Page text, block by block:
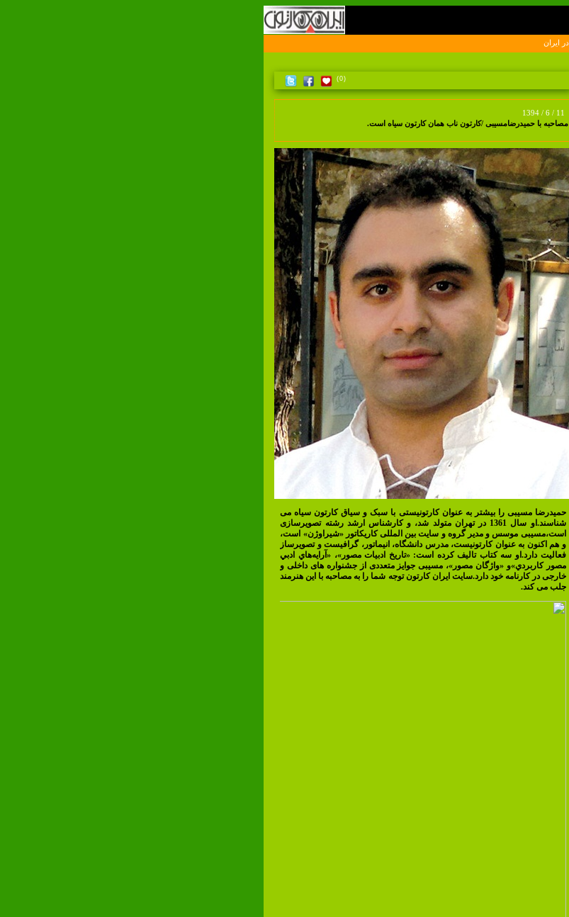
(0)
1394 / 6 / 11
مصاحبه با حمیدرضامسیبی /کارتون ناب همان کارتون سیاه است.
حمیدرضا مسیبی را بیشتر به عنوان کارتونیستی با سبک و سیاق کارتون سیاه می
شناسند.او سال 1361 در تهران متولد شد، و کارشناس ارشد رشته تصویرسازی
است،مسیبی موسس و مدیر گروه و سايت بین المللی کاریکاتور «شیراوژن» است،
و هم اکنون به عنوان کارتونیست، مدرس دانشگاه، انیماتور، گرافیست و تصویرساز
فعالیت دارد.او سه کتاب تالیف کرده است: «تاریخ ادبیات مصور»، «آرايه‌هاي ادبي
مصور كاربردي»و «واژگان مصور»، مسیبی جوایز متعددی از جشنواره های داخلی و
خارجی در کارنامه خود دارد.سایت ایران کارتون توجه شما را به مصاحبه با این هنرمند
جلب می کند.